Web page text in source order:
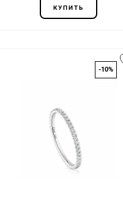
КУПИТЬ
-10%